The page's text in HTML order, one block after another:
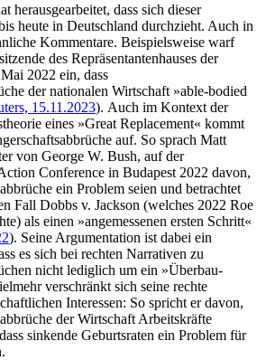
herausgearbeitet, dass sich dieser
heute in Deutschland durchzieht. Auch in
Kommentare. Beispielsweise warf
des Repräsentantenhauses der
2022 ein, dass
der nationalen Wirtschaft »able-bodied
15.11.2023). Auch im Kontext der
eines »Great Replacement« kommt
auf. So sprach Matt
von George W. Bush, auf der
Conference in Budapest 2022 davon,
ein Problem seien und betrachtet
Fall Dobbs v. Jackson (welches 2022 Roe
als einen »angemessenen ersten Schritt«
). Seine Argumentation ist dabei ein
es sich bei rechten Narrativen zu
nicht lediglich um ein »Überbau-
verschränkt sich seine rechte
Interessen: So spricht er davon,
der Wirtschaft Arbeitskräfte
sinkende Geburtsraten ein Problem für